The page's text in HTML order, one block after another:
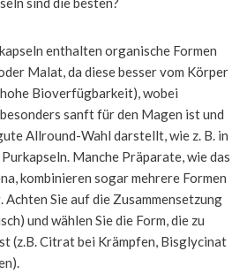
enthalten organische Formen
Malat, da diese besser vom Körper
Bioverfügbarkeit), wobei
sanft für den Magen ist und
Allround-Wahl darstellt, wie z. B. in
Manche Präparate, wie das
kombinieren sogar mehrere Formen
Sie auf die Zusammensetzung
und wählen Sie die Form, die zu
(z.B. Citrat bei Krämpfen, Bisglycinat